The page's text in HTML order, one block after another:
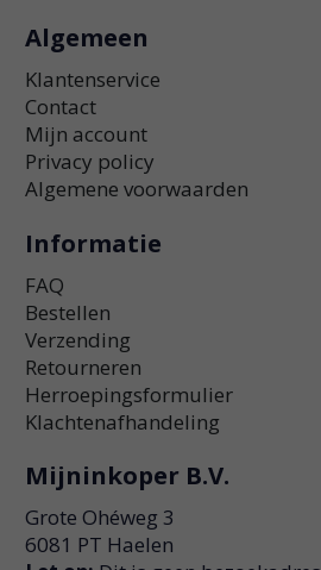
Algemeen
Klantenservice
Contact
Mijn account
Privacy policy
Algemene voorwaarden
Informatie
FAQ
Bestellen
Verzending
Retourneren
Herroepingsformulier
Klachtenafhandeling
Mijninkoper B.V.
Grote Ohéweg 3
6081 PT Haelen